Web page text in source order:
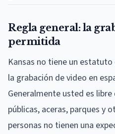
Regla general: la
permitida
Kansas no tiene un
la grabación de video en
Generalmente usted es
públicas, aceras, parques y
personas no tienen una